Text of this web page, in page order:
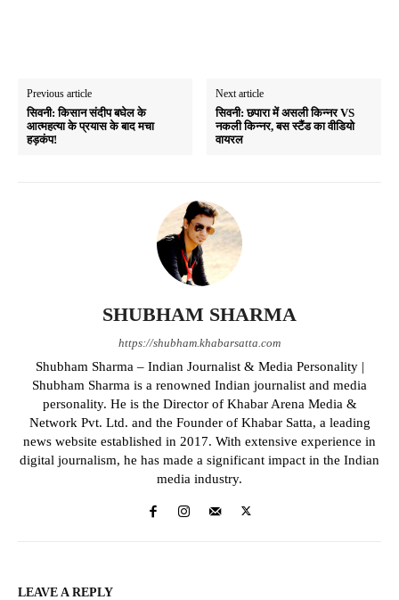
Previous article
सिवनी: किसान संदीप बघेल के
आत्महत्या के प्रयास के बाद मचा
हड़कंप!
Next article
सिवनी: छपारा में असली किन्नर VS
नकली किन्नर, बस स्टैंड का वीडियो
वायरल
SHUBHAM SHARMA
https://shubham.khabarsatta.com
Shubham Sharma – Indian Journalist & Media Personality |
Shubham Sharma is a renowned Indian journalist and media
personality. He is the Director of Khabar Arena Media &
Network Pvt. Ltd. and the Founder of Khabar Satta, a leading
news website established in 2017. With extensive experience in
digital journalism, he has made a significant impact in the Indian
media industry.
LEAVE A REPLY